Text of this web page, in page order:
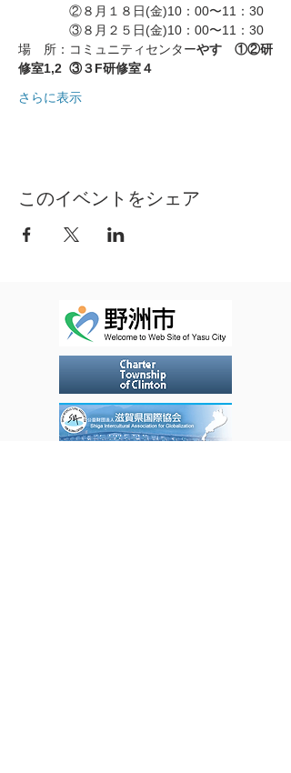
②８月１８日(金)10：00〜11：30
③８月２５日(金)10：00〜11：30
場　所：コミュニティセンターやす　①②研
修室1,2  ③３F研修室４
さらに表示
このイベントをシェア